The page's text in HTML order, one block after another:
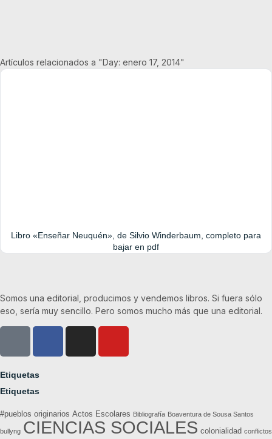
Artículos relacionados a "Day: enero 17, 2014"
Libro «Enseñar Neuquén», de Silvio Winderbaum, completo para
bajar en pdf
Somos una editorial, producimos y vendemos libros. Si fuera sólo
eso, sería muy sencillo. Pero somos mucho más que una editorial.
Etiquetas
Etiquetas
#pueblos originarios Actos Escolares Bibliografía Boaventura de Sousa Santos
bullyng CIENCIAS SOCIALES colonialidad conflictos